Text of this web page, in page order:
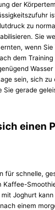
der
zu
Sie
wenn Sie
dem
sein, sich
Sie gerade
einen
für schnelle,
Kaffee-
Joghurt
einem